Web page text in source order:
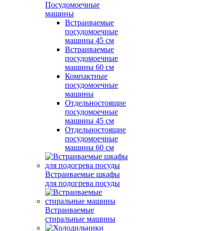
Посудомоечные
машины
Встраиваемые
посудомоечные
машины 45 см
Встраиваемые
посудомоечные
машины 60 см
Компактные
посудомоечные
машины
Отдельностоящие
посудомоечные
машины 45 см
Отдельностоящие
посудомоечные
машины 60 см
Встраиваемые шкафы
для подогрева посуды
Встраиваемые
стиральные машины